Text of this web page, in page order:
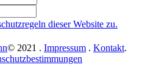
dieser Website zu.
© 2021 . Impressum . Kontakt.